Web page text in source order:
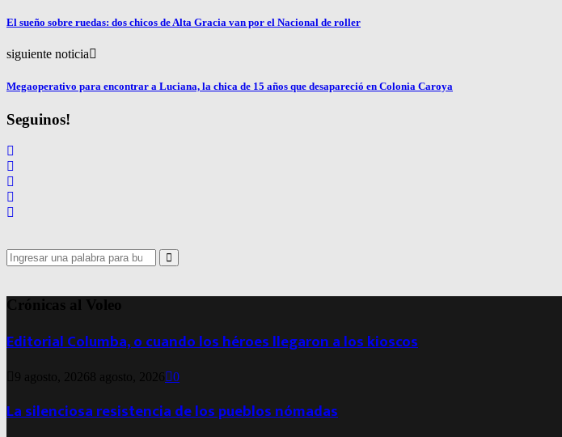
El sueño sobre ruedas: dos chicos de Alta Gracia van por el Nacional de roller
siguiente noticia
Megaoperativo para encontrar a Luciana, la chica de 15 años que desapareció en Colonia Caroya
Seguinos!
Search
for:
Search
Crónicas al Voleo
Editorial Columba, o cuando los héroes llegaron a los kioscos
9 agosto, 20268 agosto, 2026 0
La silenciosa resistencia de los pueblos nómadas